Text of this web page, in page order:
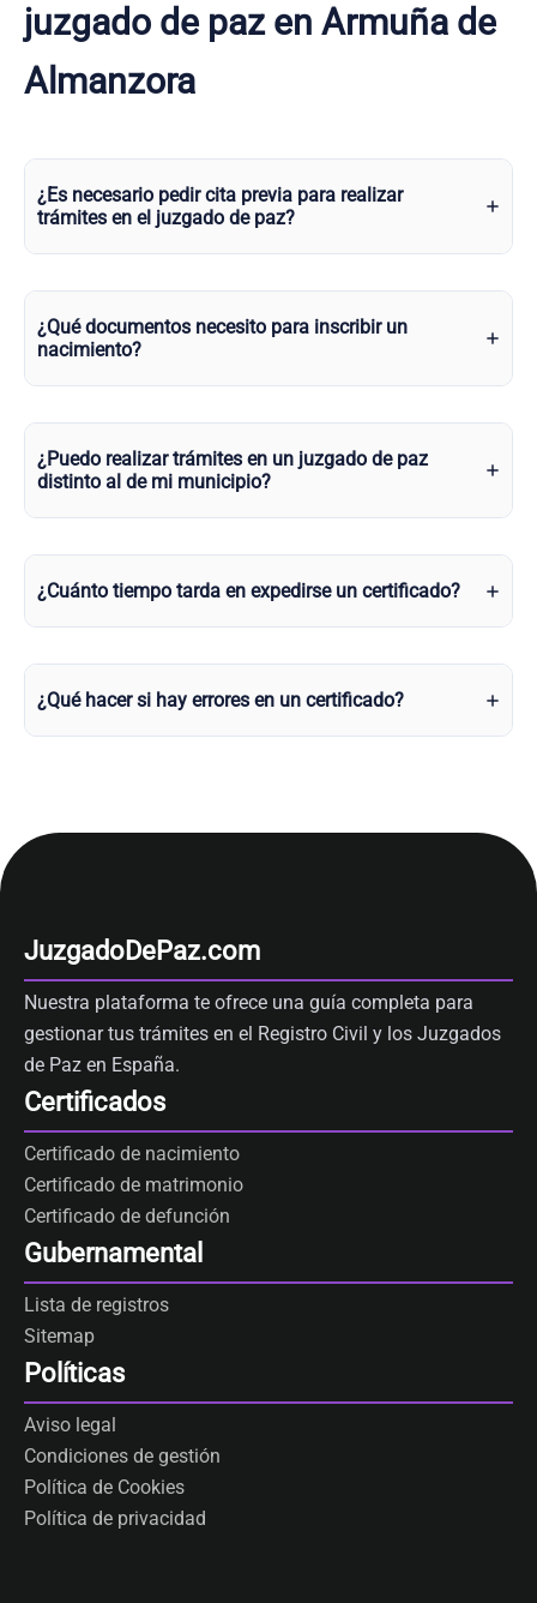
juzgado de paz en Armuña de
Almanzora
¿Es necesario pedir cita previa para realizar
trámites en el juzgado de paz?
¿Qué documentos necesito para inscribir un
nacimiento?
¿Puedo realizar trámites en un juzgado de paz
distinto al de mi municipio?
¿Cuánto tiempo tarda en expedirse un certificado?
¿Qué hacer si hay errores en un certificado?
JuzgadoDePaz.com
Nuestra plataforma te ofrece una guía completa para
gestionar tus trámites en el Registro Civil y los Juzgados
de Paz en España.
Certificados
Certificado de nacimiento
Certificado de matrimonio
Certificado de defunción
Gubernamental
Lista de registros
Sitemap
Políticas
Aviso legal
Condiciones de gestión
Política de Cookies
Política de privacidad